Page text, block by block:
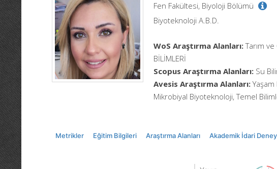
Fen Fakültesi, Biyoloji Bölümü
Biyoteknoloji A.B.D.
WoS Araştırma Alanları:Tarım
BİLİMLERİ
Scopus Araştırma Alanları: Su
Avesis Araştırma Alanları:
Mikrobiyal Biyoteknoloji, Temel
Metrikler Eğitim Bilgileri Araştırma Alanları Akademik İdari